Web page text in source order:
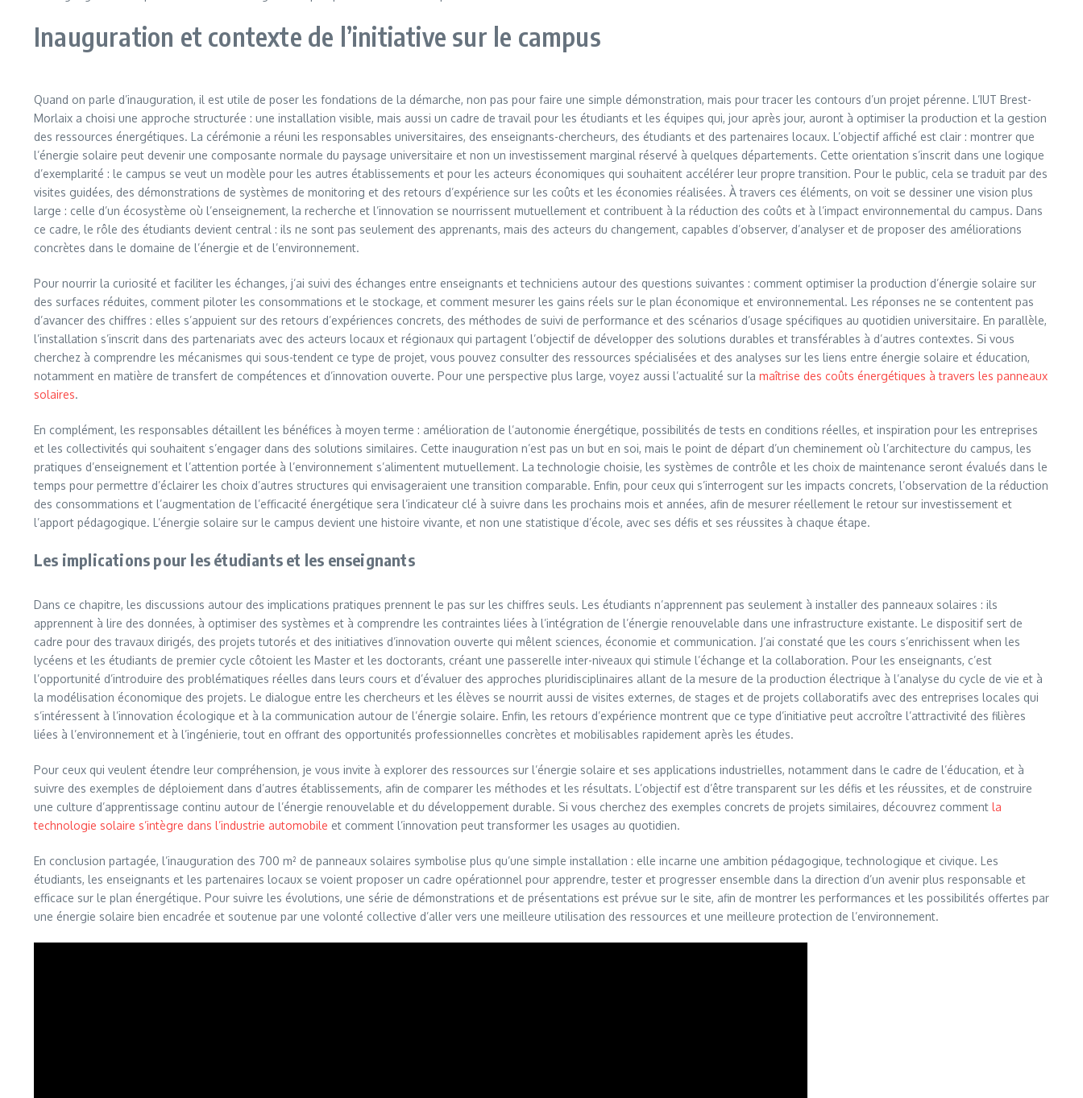
Inauguration et contexte de l’initiative sur le campus
Quand on parle d’inauguration, il est utile de poser les fondations de la démarche, non pas pour faire une simple démonstration, mais pour tracer les contours d’un projet pérenne. L’IUT Brest-
Morlaix a choisi une approche structurée : une installation visible, mais aussi un cadre de travail pour les étudiants et les équipes qui, jour après jour, auront à optimiser la production et la gestion
des ressources énergétiques. La cérémonie a réuni les responsables universitaires, des enseignants-chercheurs, des étudiants et des partenaires locaux. L’objectif affiché est clair : montrer que
l’énergie solaire peut devenir une composante normale du paysage universitaire et non un investissement marginal réservé à quelques départements. Cette orientation s’inscrit dans une logique
d’exemplarité : le campus se veut un modèle pour les autres établissements et pour les acteurs économiques qui souhaitent accélérer leur propre transition. Pour le public, cela se traduit par des
visites guidées, des démonstrations de systèmes de monitoring et des retours d’expérience sur les coûts et les économies réalisées. À travers ces éléments, on voit se dessiner une vision plus
large : celle d’un écosystème où l’enseignement, la recherche et l’innovation se nourrissent mutuellement et contribuent à la réduction des coûts et à l’impact environnemental du campus. Dans
ce cadre, le rôle des étudiants devient central : ils ne sont pas seulement des apprenants, mais des acteurs du changement, capables d’observer, d’analyser et de proposer des améliorations
concrètes dans le domaine de l’énergie et de l’environnement.
Pour nourrir la curiosité et faciliter les échanges, j’ai suivi des échanges entre enseignants et techniciens autour des questions suivantes : comment optimiser la production d’énergie solaire sur
des surfaces réduites, comment piloter les consommations et le stockage, et comment mesurer les gains réels sur le plan économique et environnemental. Les réponses ne se contentent pas
d’avancer des chiffres : elles s’appuient sur des retours d’expériences concrets, des méthodes de suivi de performance et des scénarios d’usage spécifiques au quotidien universitaire. En parallèle,
l’installation s’inscrit dans des partenariats avec des acteurs locaux et régionaux qui partagent l’objectif de développer des solutions durables et transférables à d’autres contextes. Si vous
cherchez à comprendre les mécanismes qui sous-tendent ce type de projet, vous pouvez consulter des ressources spécialisées et des analyses sur les liens entre énergie solaire et éducation,
notamment en matière de transfert de compétences et d’innovation ouverte. Pour une perspective plus large, voyez aussi l’actualité sur la maîtrise des coûts énergétiques à travers les panneaux
solaires.
En complément, les responsables détaillent les bénéfices à moyen terme : amélioration de l’autonomie énergétique, possibilités de tests en conditions réelles, et inspiration pour les entreprises
et les collectivités qui souhaitent s’engager dans des solutions similaires. Cette inauguration n’est pas un but en soi, mais le point de départ d’un cheminement où l’architecture du campus, les
pratiques d’enseignement et l’attention portée à l’environnement s’alimentent mutuellement. La technologie choisie, les systèmes de contrôle et les choix de maintenance seront évalués dans le
temps pour permettre d’éclairer les choix d’autres structures qui envisageraient une transition comparable. Enfin, pour ceux qui s’interrogent sur les impacts concrets, l’observation de la réduction
des consommations et l’augmentation de l’efficacité énergétique sera l’indicateur clé à suivre dans les prochains mois et années, afin de mesurer réellement le retour sur investissement et
l’apport pédagogique. L’énergie solaire sur le campus devient une histoire vivante, et non une statistique d’école, avec ses défis et ses réussites à chaque étape.
Les implications pour les étudiants et les enseignants
Dans ce chapitre, les discussions autour des implications pratiques prennent le pas sur les chiffres seuls. Les étudiants n’apprennent pas seulement à installer des panneaux solaires : ils
apprennent à lire des données, à optimiser des systèmes et à comprendre les contraintes liées à l’intégration de l’énergie renouvelable dans une infrastructure existante. Le dispositif sert de
cadre pour des travaux dirigés, des projets tutorés et des initiatives d’innovation ouverte qui mêlent sciences, économie et communication. J’ai constaté que les cours s’enrichissent when les
lycéens et les étudiants de premier cycle côtoient les Master et les doctorants, créant une passerelle inter-niveaux qui stimule l’échange et la collaboration. Pour les enseignants, c’est
l’opportunité d’introduire des problématiques réelles dans leurs cours et d’évaluer des approches pluridisciplinaires allant de la mesure de la production électrique à l’analyse du cycle de vie et à
la modélisation économique des projets. Le dialogue entre les chercheurs et les élèves se nourrit aussi de visites externes, de stages et de projets collaboratifs avec des entreprises locales qui
s’intéressent à l’innovation écologique et à la communication autour de l’énergie solaire. Enfin, les retours d’expérience montrent que ce type d’initiative peut accroître l’attractivité des filières
liées à l’environnement et à l’ingénierie, tout en offrant des opportunités professionnelles concrètes et mobilisables rapidement après les études.
Pour ceux qui veulent étendre leur compréhension, je vous invite à explorer des ressources sur l’énergie solaire et ses applications industrielles, notamment dans le cadre de l’éducation, et à
suivre des exemples de déploiement dans d’autres établissements, afin de comparer les méthodes et les résultats. L’objectif est d’être transparent sur les défis et les réussites, et de construire
une culture d’apprentissage continu autour de l’énergie renouvelable et du développement durable. Si vous cherchez des exemples concrets de projets similaires, découvrez comment la
technologie solaire s’intègre dans l’industrie automobile et comment l’innovation peut transformer les usages au quotidien.
En conclusion partagée, l’inauguration des 700 m² de panneaux solaires symbolise plus qu’une simple installation : elle incarne une ambition pédagogique, technologique et civique. Les
étudiants, les enseignants et les partenaires locaux se voient proposer un cadre opérationnel pour apprendre, tester et progresser ensemble dans la direction d’un avenir plus responsable et
efficace sur le plan énergétique. Pour suivre les évolutions, une série de démonstrations et de présentations est prévue sur le site, afin de montrer les performances et les possibilités offertes par
une énergie solaire bien encadrée et soutenue par une volonté collective d’aller vers une meilleure utilisation des ressources et une meilleure protection de l’environnement.